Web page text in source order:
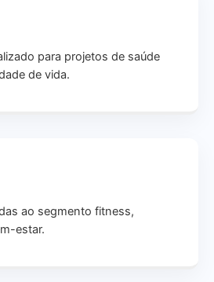
para projetos de saúde
de vida.
ao segmento fitness,
estar.